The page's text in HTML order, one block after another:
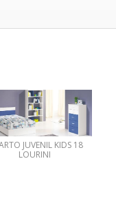
JUVENIL KIDS 18
LOURINI